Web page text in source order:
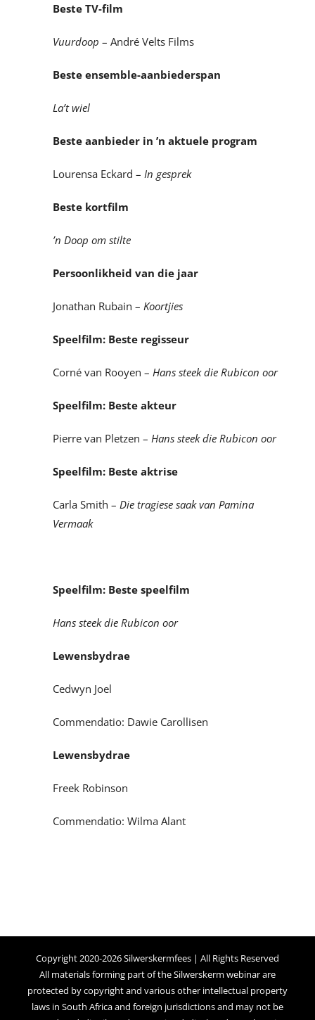
Beste TV-film
Vuurdoop – André Velts Films
Beste ensemble-aanbiederspan
La’t wiel
Beste aanbieder in ’n aktuele program
Lourensa Eckard – In gesprek
Beste kortfilm
’n Doop om stilte
Persoonlikheid van die jaar
Jonathan Rubain – Koortjies
Speelfilm: Beste regisseur
Corné van Rooyen – Hans steek die Rubicon oor
Speelfilm: Beste akteur
Pierre van Pletzen – Hans steek die Rubicon oor
Speelfilm: Beste aktrise
Carla Smith – Die tragiese saak van Pamina
Vermaak
Speelfilm: Beste speelfilm
Hans steek die Rubicon oor
Lewensbydrae
Cedwyn Joel
Commendatio: Dawie Carollisen
Lewensbydrae
Freek Robinson
Commendatio: Wilma Alant
Copyright 2020-2026 Silwerskermfees | All Rights Reserved
All materials forming part of the Silwerskerm webinar are
protected by copyright and various other intellectual property
laws in South Africa and foreign jurisdictions and may not be